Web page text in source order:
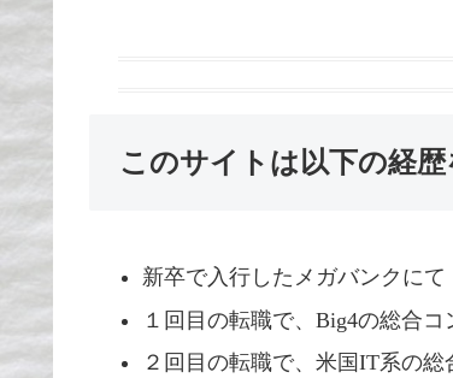
このサイトは以下の経歴
新卒で入行したメガバンクに
１回目の転職で、Big4の総合
２回目の転職で、米国IT系の